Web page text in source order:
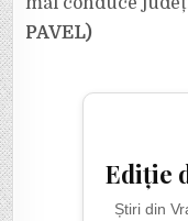
PAVEL)
Ediție
Știri din